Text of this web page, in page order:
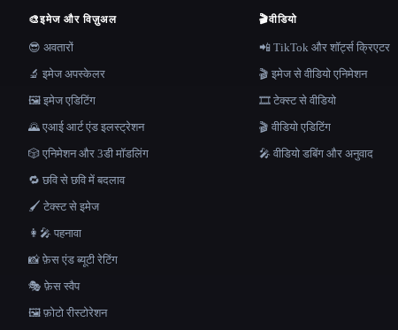
🎨इमेज और विज़ुअल
😎 अवतारों
🔬 इमेज अपस्केलर
🖼️ इमेज एडिटिंग
🌄 एआई आर्ट एंड इलस्ट्रेशन
🎲 एनिमेशन और 3डी मॉडलिंग
🔁 छवि से छवि में बदलाव
🖌️ टेक्स्ट से इमेज
👩‍🎤 पहनावा
📸 फ़ेस एंड ब्यूटी रेटिंग
🎭 फ़ेस स्वैप
🖼️ फ़ोटो रीस्टोरेशन
🎬वीडियो
📲 TikTok और शॉर्ट्स क्रिएटर
🎬 इमेज से वीडियो एनिमेशन
🎞️ टेक्स्ट से वीडियो
🎬 वीडियो एडिटिंग
🎤 वीडियो डबिंग और अनुवाद